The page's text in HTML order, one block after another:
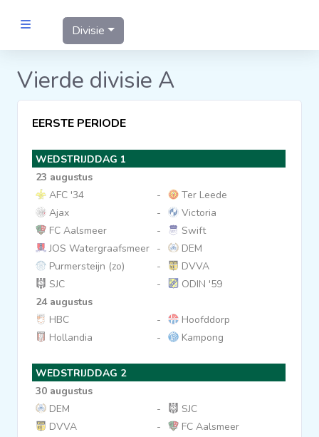
Clubs
Statistieken
Voetbalpiramide
Links
VROUWEN
Clubs
Wedstrijden
Statistieken
Divisie
Vierde divisie A
EERSTE PERIODE
WEDSTRIJDDAG 1
23 augustus
AFC '34
-
Ter Leede
Ajax
-
Victoria
FC Aalsmeer
-
Swift
JOS Watergraafsmeer -
DEM
Purmersteijn (zo)
-
DVVA
SJC
-
ODIN '59
24 augustus
HBC
-
Hoofddorp
Hollandia
- Kampong
WEDSTRIJDDAG 2
30 augustus
DEM
-
SJC
DVVA
-
FC Aalsmeer